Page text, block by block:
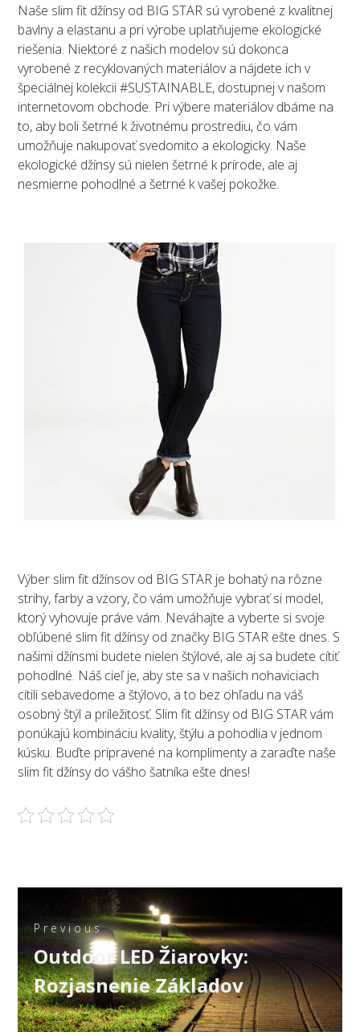
Naše slim fit džínsy od BIG STAR sú vyrobené z kvalitnej
bavlny a elastanu a pri výrobe uplatňujeme ekologické
riešenia. Niektoré z našich modelov sú dokonca
vyrobené z recyklovaných materiálov a nájdete ich v
špeciálnej kolekcii #SUSTAINABLE, dostupnej v našom
internetovom obchode. Pri výbere materiálov dbáme na
to, aby boli šetrné k životnému prostrediu, čo vám
umožňuje nakupovať svedomito a ekologicky. Naše
ekologické džínsy sú nielen šetrné k prírode, ale aj
nesmierne pohodlné a šetrné k vašej pokožke.
Výber slim fit džínsov od BIG STAR je bohatý na rôzne
strihy, farby a vzory, čo vám umožňuje vybrať si model,
ktorý vyhovuje práve vám. Neváhajte a vyberte si svoje
obľúbené slim fit džínsy od značky BIG STAR ešte dnes. S
našimi džínsmi budete nielen štýlové, ale aj sa budete cítiť
pohodlné. Náš cieľ je, aby ste sa v našich nohaviciach
cítili sebavedome a štýlovo, a to bez ohľadu na váš
osobný štýl a príležitosť. Slim fit džínsy od BIG STAR vám
ponúkajú kombináciu kvality, štýlu a pohodlia v jednom
kúsku. Buďte pripravené na komplimenty a zaraďte naše
slim fit džínsy do vášho šatníka ešte dnes!
Navigace
pro
příspěvek
Previous
Previous
post:
Outdoor LED Žiarovky:
Rozjasnenie Základov